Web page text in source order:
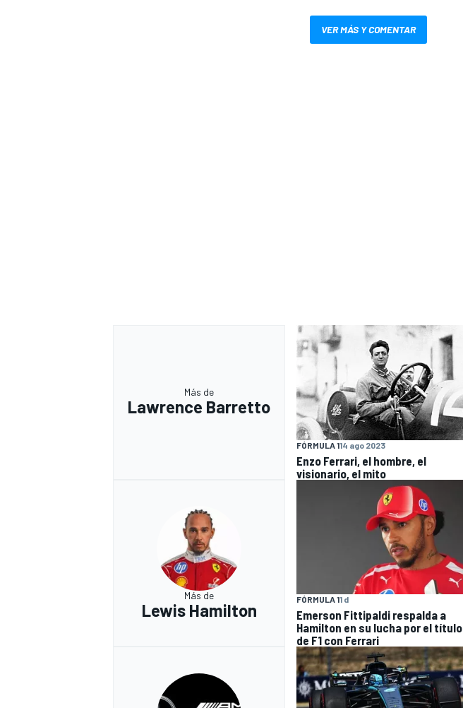
VER MÁS Y COMENTAR
Más de
Lawrence Barretto
FÓRMULA 114 ago 2023
Enzo Ferrari, el hombre, el
visionario, el mito
Más de
Lewis Hamilton
FÓRMULA 11 d
Emerson Fittipaldi respalda a
Hamilton en su lucha por el título
de F1 con Ferrari